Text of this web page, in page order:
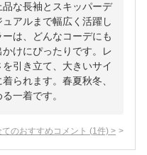
な長袖とスキッパーデ
アルまで幅広く活躍し
は、どんなコーデにも
けにぴったりです。レ
引き立て、大きいサイ
られます。春夏秋冬、
一着です。
てのおすすめコメント (1 件) >